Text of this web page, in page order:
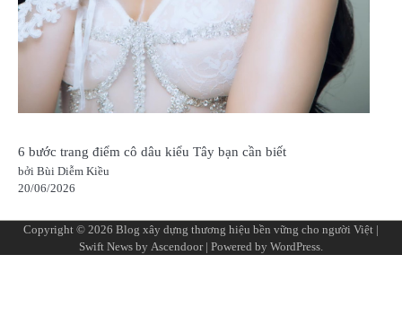
6 bước trang điểm cô dâu kiểu Tây bạn cần biết
bởi Bùi Diễm Kiều
20/06/2026
Copyright © 2026 Blog xây dựng thương hiệu bền vững cho người Việt |
Swift News by Ascendoor| Powered by WordPress.